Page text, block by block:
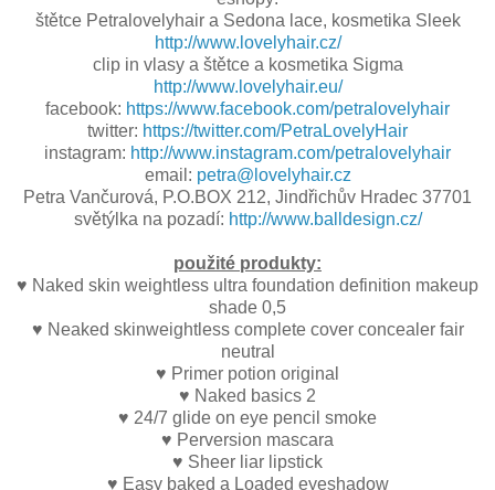
štětce Petralovelyhair a Sedona lace, kosmetika Sleek
http://www.lovelyhair.cz/
clip in vlasy a štětce a kosmetika Sigma
http://www.lovelyhair.eu/
facebook: https://www.facebook.com/petralovelyhair
twitter: https://twitter.com/PetraLovelyHair
instagram: http://www.instagram.com/petralovelyhair
email: petra@lovelyhair.cz
Petra Vančurová, P.O.BOX 212, Jindřichův Hradec 37701
světýlka na pozadí: http://www.balldesign.cz/
použité produkty:
♥ Naked skin weightless ultra foundation definition makeup
shade 0,5
♥ Neaked skinweightless complete cover concealer fair
neutral
♥ Primer potion original
♥ Naked basics 2
♥ 24/7 glide on eye pencil smoke
♥ Perversion mascara
♥ Sheer liar lipstick
♥ Easy baked a Loaded eyeshadow